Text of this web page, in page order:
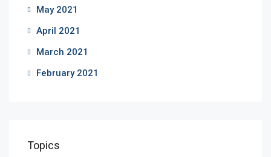
May 2021
April 2021
March 2021
February 2021
Topics